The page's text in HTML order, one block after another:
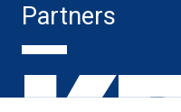
Partners